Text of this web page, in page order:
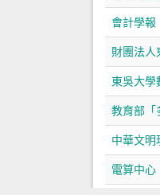
會計學報
財團法人
東吳大學
教育部「
中華文明
電算中心